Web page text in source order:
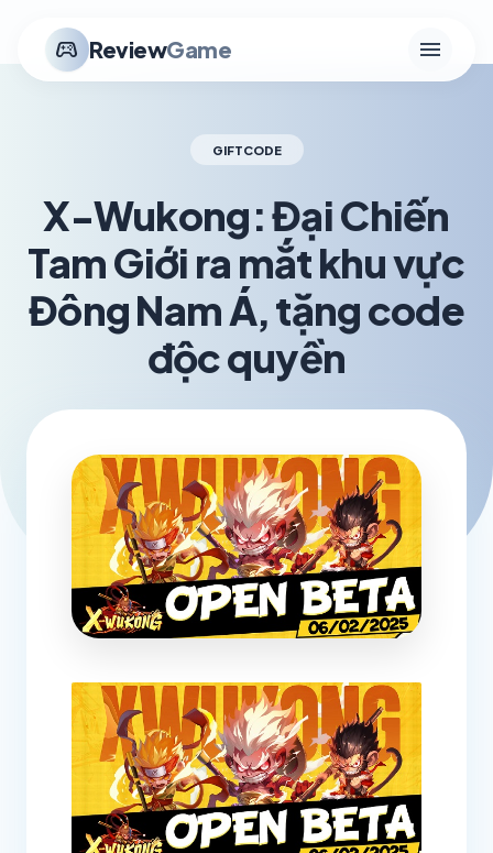
stadia_controller ReviewGame menu
GIFTCODE
X-Wukong: Đại Chiến
Tam Giới ra mắt khu vực
Đông Nam Á, tặng code
độc quyền